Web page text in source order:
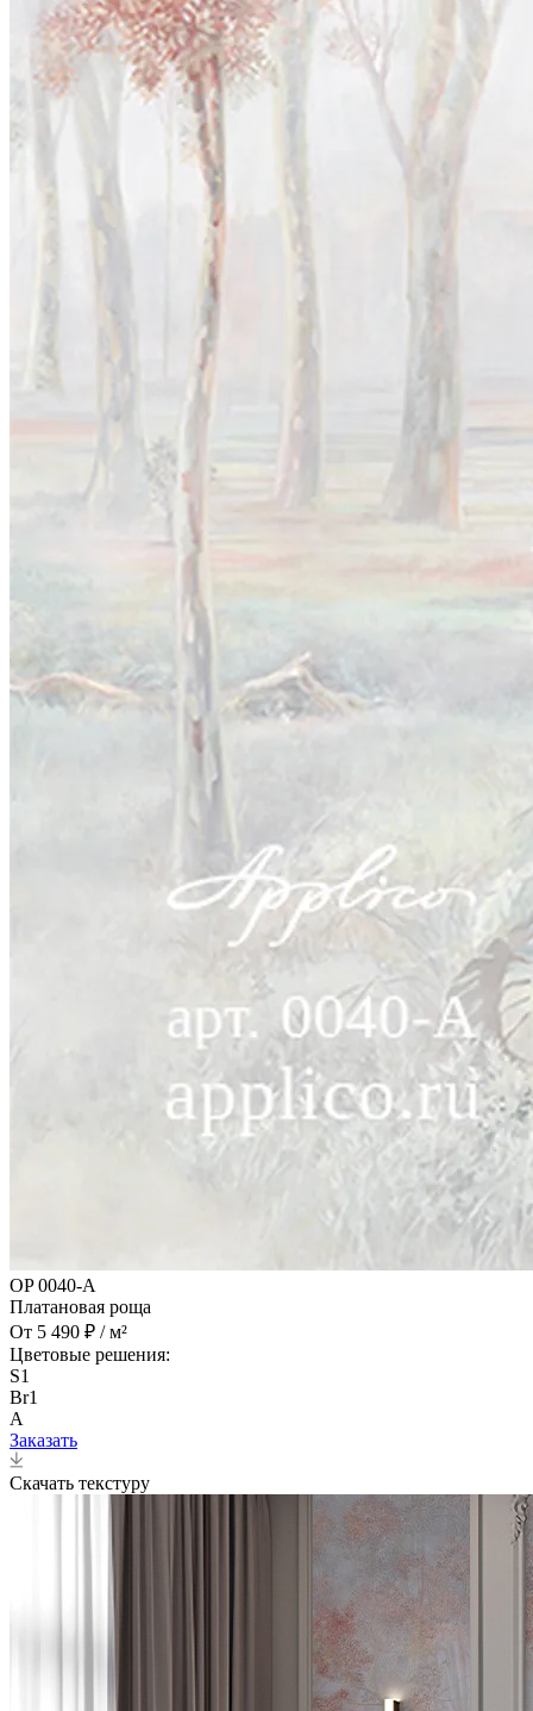
OP 0040-A
Платановая роща
От 5 490 ₽ / м²
Цветовые решения:
S1
Br1
A
Заказать
Скачать текстуру